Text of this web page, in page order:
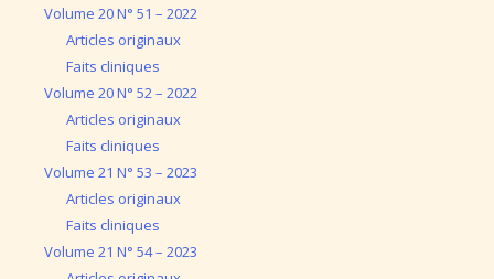
Volume 20 N° 51 – 2022
Articles originaux
Faits cliniques
Volume 20 N° 52 – 2022
Articles originaux
Faits cliniques
Volume 21 N° 53 – 2023
Articles originaux
Faits cliniques
Volume 21 N° 54 – 2023